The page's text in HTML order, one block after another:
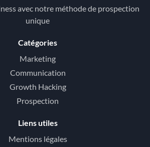
avec notre méthode de prospection
unique
Catégories
Marketing
Communication
Growth Hacking
Prospection
Liens utiles
Mentions légales